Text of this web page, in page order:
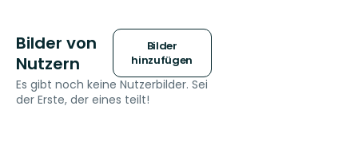
Bilder von
Nutzern
Bilder
hinzufügen
Es gibt noch keine Nutzerbilder. Sei
der Erste, der eines teilt!